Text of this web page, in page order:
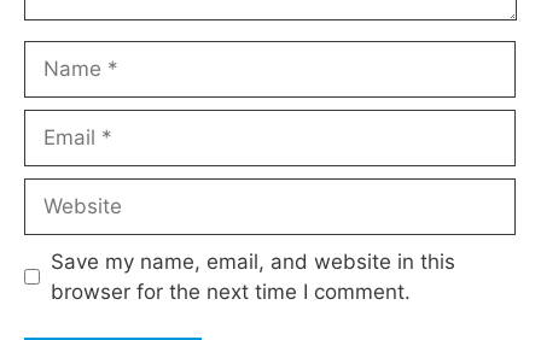
Save my name, email, and website in this
browser for the next time I comment.